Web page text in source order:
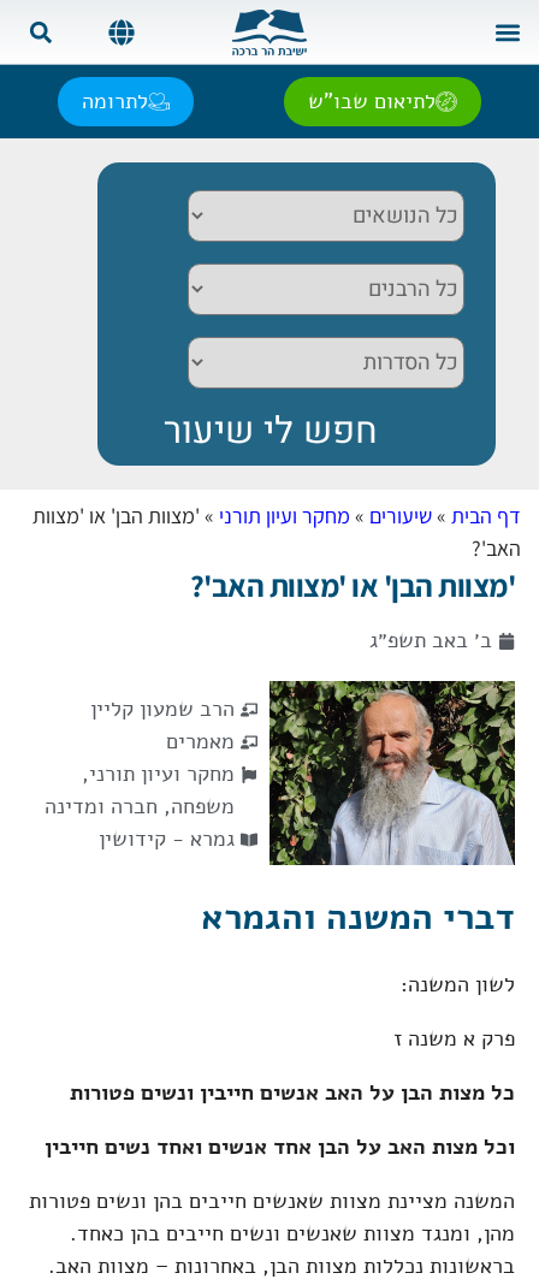
לתיאום שבו"ש לתרומה
דף הבית» שיעורים» מחקר ועיון תורני» 'מצוות הבן' או 'מצוות
האב'?
'מצוות הבן' או 'מצוות האב'?
ב׳ באב תשפ״ג
הרב שמעון קליין
מאמרים
מחקר ועיון תורני,
משפחה, חברה ומדינה
גמרא - קידושין
דברי המשנה והגמרא
לשון המשנה:
פרק א משנה ז
כל מצות הבן על האב אנשים חייבין ונשים פטורות
וכל מצות האב על הבן אחד אנשים ואחד נשים חייבין
המשנה מציינת מצוות שאנשים חייבים בהן ונשים פטורות
מהן, ומנגד מצוות שאנשים ונשים חייבים בהן כאחד.
בראשונות נכללות מצוות הבן, באחרונות – מצוות האב.